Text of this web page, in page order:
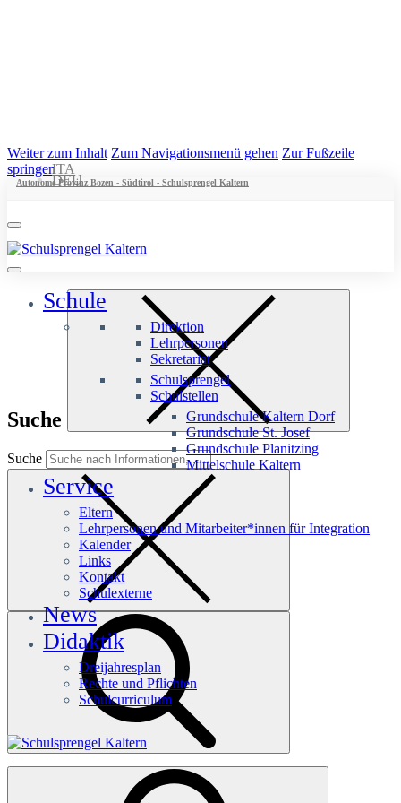
Weiter zum Inhalt Zum Navigationsmenü gehen Zur Fußzeile
springen
Autonome Provinz Bozen - Südtirol - Schulsprengel Kaltern
ITA
DEU
Schule
Direktion
Lehrpersonen
Sekretariat
Schulsprengel
Schulstellen
Grundschule Kaltern Dorf
Grundschule St. Josef
Grundschule Planitzing
Mittelschule Kaltern
Service
Eltern
Lehrpersonen und Mitarbeiter*innen für Integration
Kalender
Links
Kontakt
Schulexterne
News
Didaktik
Dreijahresplan
Rechte und Pflichten
Schulcurriculum
Suche
Suche
Häufige Suchanfragen